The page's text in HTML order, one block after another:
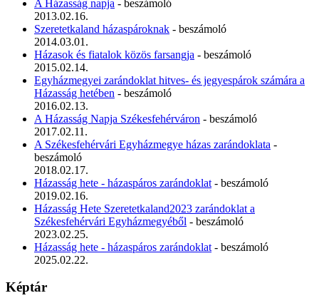
A Házasság napja - beszámoló
2013.02.16.
Szeretetkaland házaspároknak - beszámoló
2014.03.01.
Házasok és fiatalok közös farsangja - beszámoló
2015.02.14.
Egyházmegyei zarándoklat hitves- és jegyespárok számára a
Házasság hetében - beszámoló
2016.02.13.
A Házasság Napja Székesfehérváron - beszámoló
2017.02.11.
A Székesfehérvári Egyházmegye házas zarándoklata -
beszámoló
2018.02.17.
Házasság hete - házaspáros zarándoklat - beszámoló
2019.02.16.
Házasság Hete Szeretetkaland2023 zarándoklat a
Székesfehérvári Egyházmegyéből - beszámoló
2023.02.25.
Házasság hete - házaspáros zarándoklat - beszámoló
2025.02.22.
Képtár